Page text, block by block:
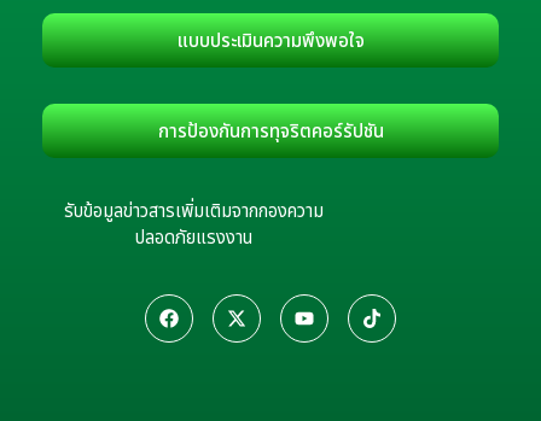
แบบประเมินความพึงพอใจ
การป้องกันการทุจริตคอร์รัปชัน
รับข้อมูลข่าวสารเพิ่มเติมจากกองความ
ปลอดภัยแรงงาน